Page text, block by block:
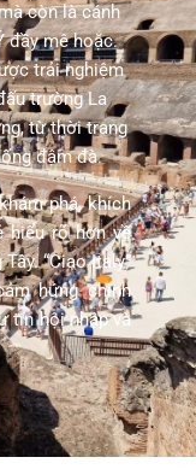
còn là cánh
đầy mê hoặc.
trải nghiệm
trường La
từ thời trang
đậm đà.
phá, khích
hiểu rõ hơn về
“Ciao Italy”
hứng chinh
tin hội nhập và